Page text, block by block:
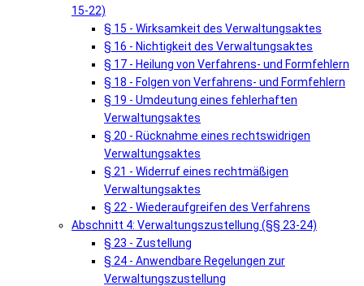
15-22)
§ 15 - Wirksamkeit des Verwaltungsaktes
§ 16 - Nichtigkeit des Verwaltungsaktes
§ 17 - Heilung von Verfahrens- und Formfehlern
§ 18 - Folgen von Verfahrens- und Formfehlern
§ 19 - Umdeutung eines fehlerhaften
Verwaltungsaktes
§ 20 - Rücknahme eines rechtswidrigen
Verwaltungsaktes
§ 21 - Widerruf eines rechtmäßigen
Verwaltungsaktes
§ 22 - Wiederaufgreifen des Verfahrens
Abschnitt 4: Verwaltungszustellung (§§ 23-24)
§ 23 - Zustellung
§ 24 - Anwendbare Regelungen zur
Verwaltungszustellung